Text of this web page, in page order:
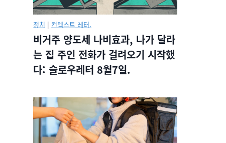
정치 | 컨텍스트 레터.
비거주 양도세 나비효과, 나가 달라
는 집 주인 전화가 걸려오기 시작했
다: 슬로우레터 8월7일.